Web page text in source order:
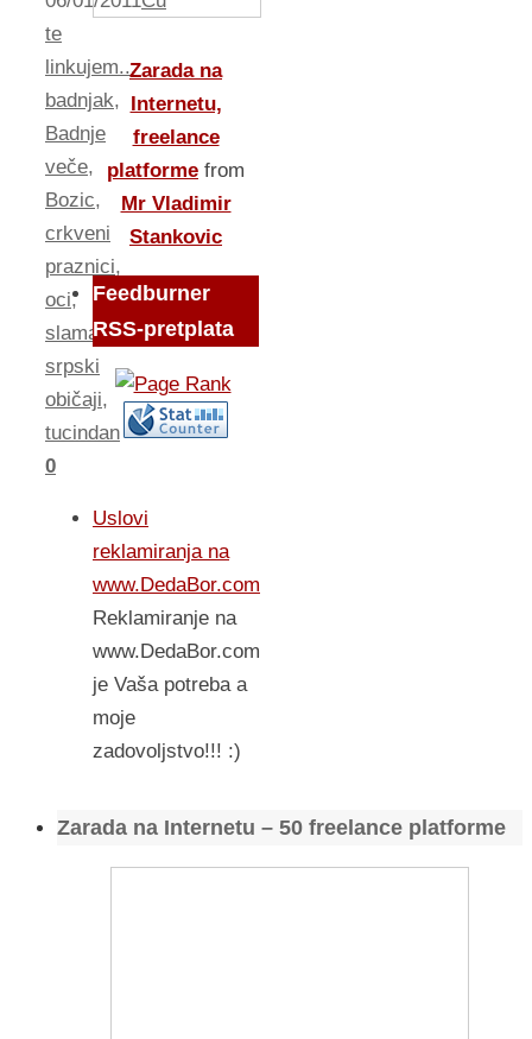
te
linkujem...
badnjak,
Badnje
veče,
Bozic,
crkveni
praznici,
oci,
slama,
srpski
običaji,
tucindan
0
Zarada na
Internetu,
freelance
platforme from
Mr Vladimir
Stankovic
Feedburner
RSS-pretplata
Uslovi
reklamiranja na
www.DedaBor.com
Reklamiranje na
www.DedaBor.com
je Vaša potreba a
moje
zadovoljstvo!!! :)
Zarada na Internetu – 50 freelance platforme